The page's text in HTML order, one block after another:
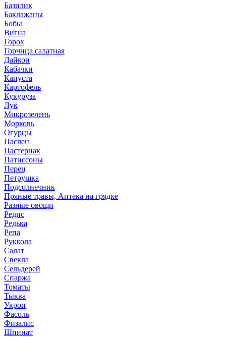
Базилик
Баклажаны
Бобы
Вигна
Горох
Горчица салатная
Дайкон
Кабачки
Капуста
Картофель
Кукуруза
Лук
Микрозелень
Морковь
Огурцы
Паслен
Пастернак
Патиссоны
Перец
Петрушка
Подсолнечник
Пряные травы, Аптека на грядке
Разные овощи
Редис
Редька
Репа
Руккола
Салат
Свекла
Сельдерей
Спаржа
Томаты
Тыква
Укроп
Фасоль
Физалис
Шпинат